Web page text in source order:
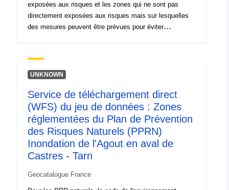
exposées aux risques et les zones qui ne sont pas
directement exposées aux risques mais sur lesquelles
des mesures peuvent être prévues pour éviter
règlements distinguent généralement trois types de
zones : 1- les « zones d'interdiction de construire »,
et que la règle générale est l'interdiction de construire ;
2- les « zones soumises à prescriptions », dites « zones
bleues », lorsque le niveau d'aléa est moyen et que les
projets sont soumis à des prescriptions adaptées au
type d'enjeu ; 3- les zones non directement exposées
aux risques mais où des constructions, des ouvrages,
des aménagements ou des exploitations agricoles,
forestières, artisanales, commerciales ou industrielles
UNKNOWN
Service de téléchargement direct
(WFS) du jeu de données : Zones
réglementées du Plan de Prévention
des Risques Naturels (PPRN)
Inondation de l'Agout en aval de
Castres - Tarn
Geocatalogue France